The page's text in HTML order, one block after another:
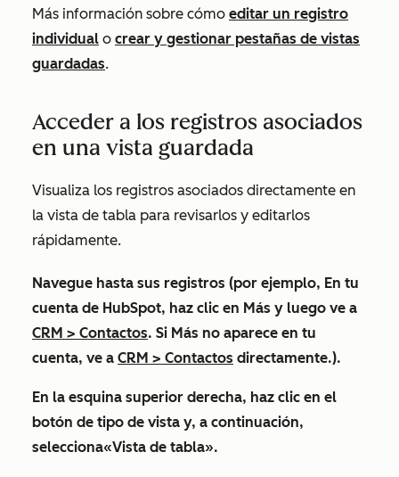
Más información sobre cómo editar un registro
individual o crear y gestionar pestañas de vistas
guardadas.
Acceder a los registros asociados
en una vista guardada
Visualiza los registros asociados directamente en
la vista de tabla para revisarlos y editarlos
rápidamente.
Navegue hasta sus registros (por ejemplo, En tu
cuenta de HubSpot, haz clic en Más y luego ve a
CRM > Contactos. Si Más no aparece en tu
cuenta, ve a CRM > Contactos directamente.).
En la esquina superior derecha, haz clic en el
botón de tipo de vista y, a continuación,
selecciona«Vista de tabla».